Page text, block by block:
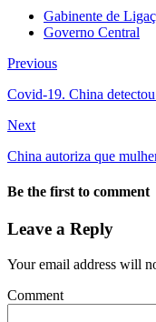
Gabinente de
Governo Central
Previous
Covid-19. China
Next
China autoriza que
Be the first to comment
Leave a Reply
Your email address will
Comment